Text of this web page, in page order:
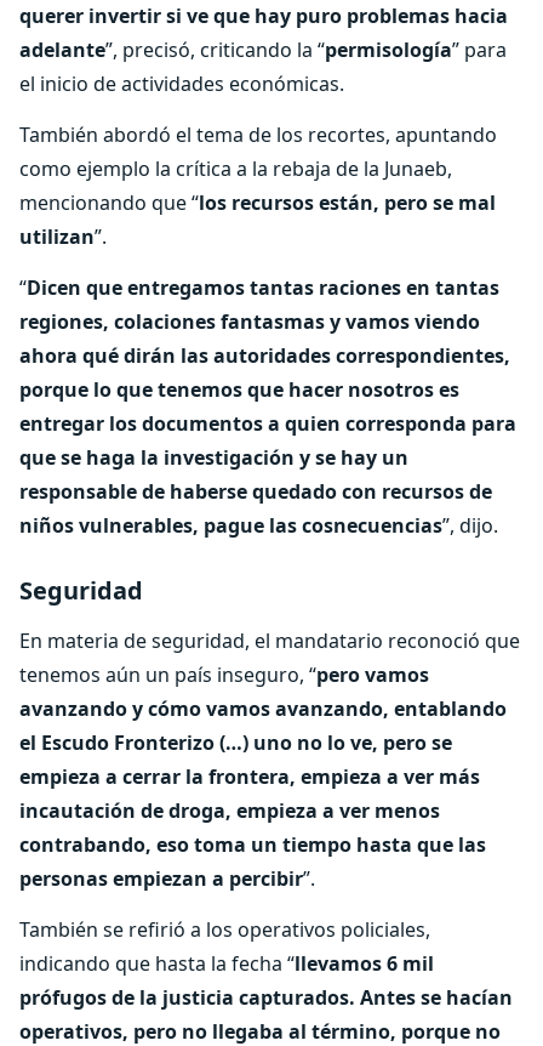
querer invertir si ve que hay puro problemas hacia
adelante”, precisó, criticando la “permisología” para
el inicio de actividades económicas.
También abordó el tema de los recortes, apuntando
como ejemplo la crítica a la rebaja de la Junaeb,
mencionando que “los recursos están, pero se mal
utilizan”.
“Dicen que entregamos tantas raciones en tantas
regiones, colaciones fantasmas y vamos viendo
ahora qué dirán las autoridades correspondientes,
porque lo que tenemos que hacer nosotros es
entregar los documentos a quien corresponda para
que se haga la investigación y se hay un
responsable de haberse quedado con recursos de
niños vulnerables, pague las cosnecuencias”, dijo.
Seguridad
En materia de seguridad, el mandatario reconoció que
tenemos aún un país inseguro, “pero vamos
avanzando y cómo vamos avanzando, entablando
el Escudo Fronterizo (…) uno no lo ve, pero se
empieza a cerrar la frontera, empieza a ver más
incautación de droga, empieza a ver menos
contrabando, eso toma un tiempo hasta que las
personas empiezan a percibir”.
También se refirió a los operativos policiales,
indicando que hasta la fecha “llevamos 6 mil
prófugos de la justicia capturados. Antes se hacían
operativos, pero no llegaba al término, porque no